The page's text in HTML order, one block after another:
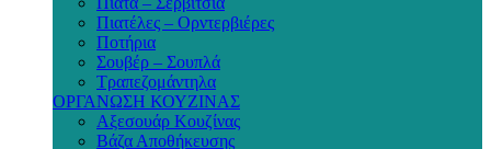
Πιατέλες – Ορντερβιέρες
Ποτήρια
Σουβέρ – Σουπλά
Τραπεζομάντηλα
ΟΡΓΑΝΩΣΗ ΚΟΥΖΙΝΑΣ
Αξεσουάρ Κουζίνας
Βάζα Αποθήκευσης